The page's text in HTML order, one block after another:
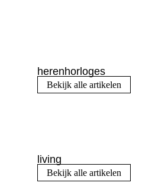
herenhorloges
Bekijk alle artikelen
living
Bekijk alle artikelen